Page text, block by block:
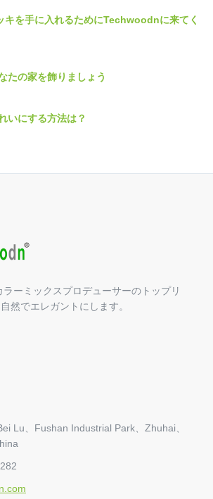
キを手に入れるためにTechwoodnに来てく
たの家を飾りましょう
いにする方法は？
ーミックスプロデューサーのトップリ
然でエレガントにします。
Lu、Fushan Industrial Park、Zhuhai、